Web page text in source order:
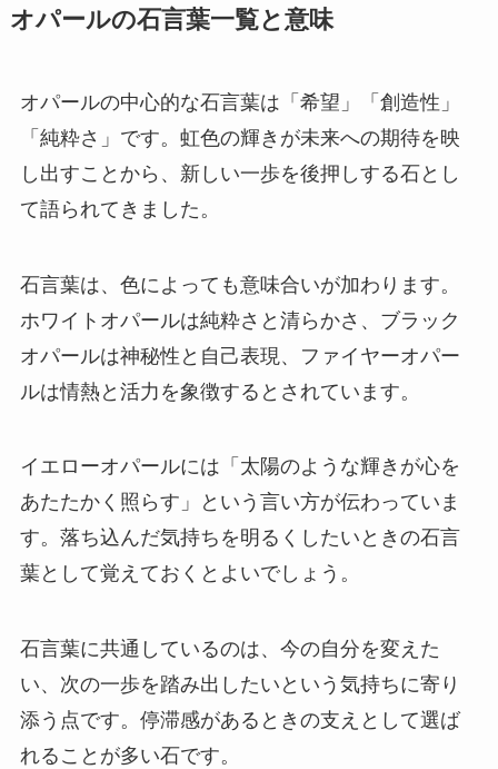
オパールの石言葉一覧と意味
オパールの中心的な石言葉は「希望」「創造性」
「純粋さ」です。虹色の輝きが未来への期待を映
し出すことから、新しい一歩を後押しする石とし
て語られてきました。
石言葉は、色によっても意味合いが加わります。
ホワイトオパールは純粋さと清らかさ、ブラック
オパールは神秘性と自己表現、ファイヤーオパー
ルは情熱と活力を象徴するとされています。
イエローオパールには「太陽のような輝きが心を
あたたかく照らす」という言い方が伝わっていま
す。落ち込んだ気持ちを明るくしたいときの石言
葉として覚えておくとよいでしょう。
石言葉に共通しているのは、今の自分を変えた
い、次の一歩を踏み出したいという気持ちに寄り
添う点です。停滞感があるときの支えとして選ば
れることが多い石です。